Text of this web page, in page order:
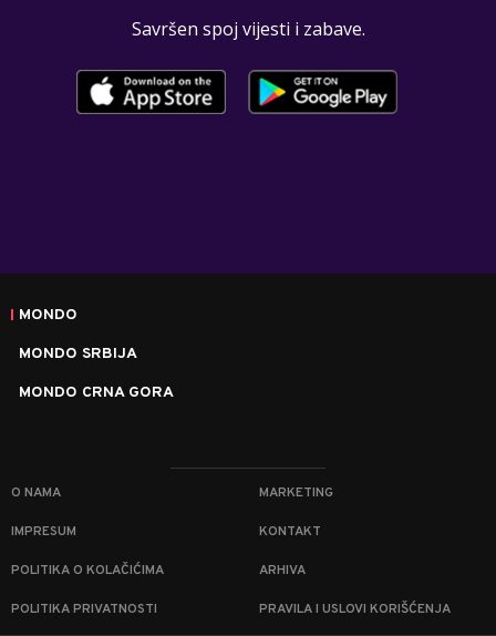
Savršen spoj vijesti i zabave.
MONDO
MONDO SRBIJA
MONDO CRNA GORA
O NAMA MARKETING
IMPRESUM KONTAKT
POLITIKA O KOLAČIĆIMA ARHIVA
POLITIKA PRIVATNOSTI PRAVILA I USLOVI KORIŠĆENJA